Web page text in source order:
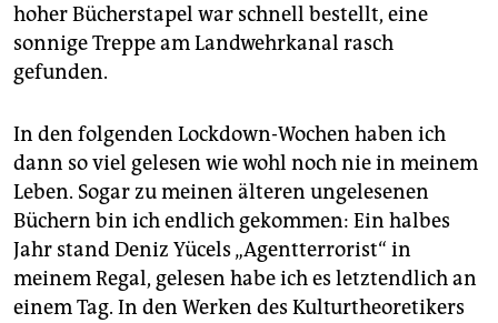
hoher Bücherstapel war schnell bestellt, eine
sonnige Treppe am Landwehrkanal rasch
gefunden.
In den folgenden Lockdown-Wochen haben ich
dann so viel gelesen wie wohl noch nie in meinem
Leben. Sogar zu meinen älteren ungelesenen
Büchern bin ich endlich gekommen: Ein halbes
Jahr stand Deniz Yücels „Agentterrorist“ in
meinem Regal, gelesen habe ich es letztendlich an
einem Tag. In den Werken des Kulturtheoretikers